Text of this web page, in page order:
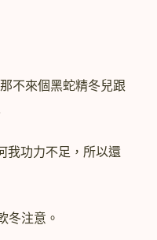
不來個黑蛇精冬兒跟
我功力不足，所以還
冬注意。